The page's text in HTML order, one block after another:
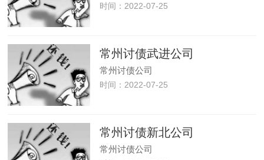
时间：2022-07-25
常州讨债武进公司
常州讨债公司
时间：2022-07-25
常州讨债新北公司
常州讨债公司